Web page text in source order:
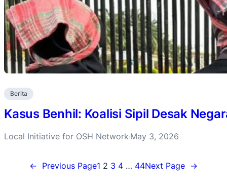
Berita
Kasus Benhil: Koalisi Sipil Desak
Local Initiative for OSH Network·May 3, 2026
← Previous Page1 2 3 4 … 44Next Page →